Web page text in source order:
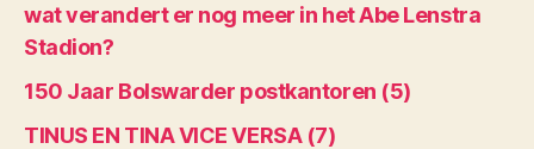
wat verandert er nog meer in het Abe Lenstra
Stadion?
150 Jaar Bolswarder postkantoren (5)
TINUS EN TINA VICE VERSA (7)